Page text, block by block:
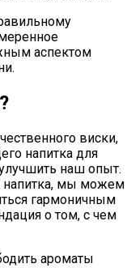
аспектом
виски,
напитка для
наш опыт.
напитка, мы можем
гармоничным
о том, с чем
ароматы